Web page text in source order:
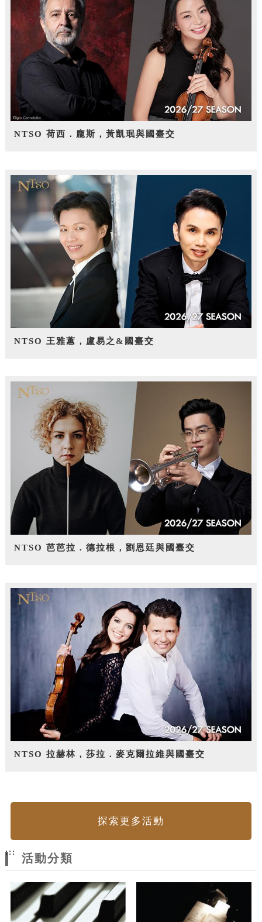
NTSO 荷西．龐斯，黃凱珉與國臺交
NTSO 王雅蕙，盧易之&國臺交
NTSO 芭芭拉．德拉根，劉恩廷與國臺交
NTSO 拉赫林，莎拉．麥克爾拉維與國臺交
探索更多活動
:::
活動分類